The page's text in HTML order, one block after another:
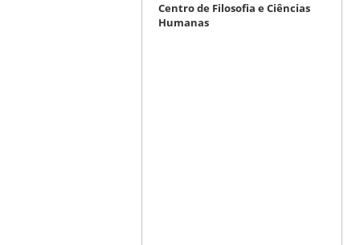
Centro de Filosofia e Ciências
Humanas